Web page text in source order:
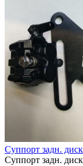
Суппорт задн.
Суппорт задн.